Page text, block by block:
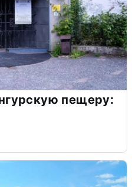
пещеру: